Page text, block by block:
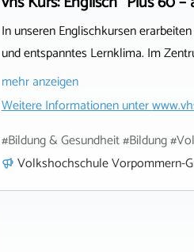
In unseren Englischkursen
und entspanntes Lernklima. Im
mehr anzeigen
Weitere Informationen unter
#Bildung & Gesundheit #Bildung
Volkshochschule Vorpommern-